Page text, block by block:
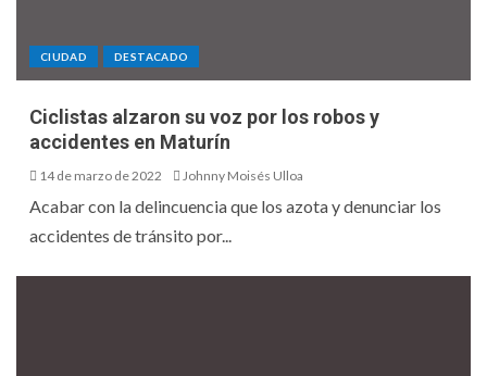
CIUDAD DESTACADO
Ciclistas alzaron su voz por los robos y
accidentes en Maturín
14 de marzo de 2022 Johnny Moisés Ulloa
Acabar con la delincuencia que los azota y denunciar los
accidentes de tránsito por...